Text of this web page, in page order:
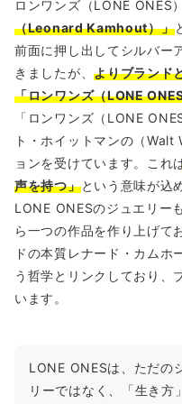
ロンワンズ（LONE ONES
（Leonard Kamhout）」
前面に押し出してシルバー
きましたが、よりブランド
「ロンワンズ（LONE
「ロンワンズ（LONE
ト・ホイットマンの（
ョンを受けています。これ
声を持つ」という意味が込
LONE ONESのジュエリー
ら一つの作品を作り上げて
ドの本質レナード・カムホ
う哲学とリンクしており、
います。
LONE ONESは、ただの
リーではなく、「生き方